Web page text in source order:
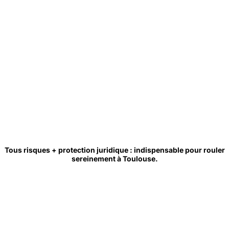
Tous risques + protection juridique : indispensable pour rouler
sereinement à Toulouse.